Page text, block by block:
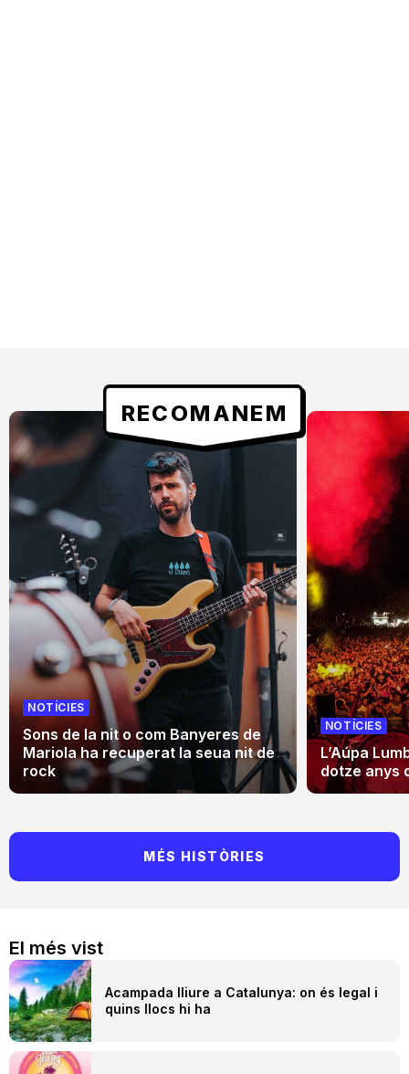
El més vist
Acampada lliure a Catalunya: on és legal i
quins llocs hi ha
RECOMANEM
NOTÍCIES
Sons de la nit o com Banyeres de
Mariola ha recuperat la seua nit de
rock
NOTÍCIES
L’Aúpa
dotze anys
MÉS HISTÒRIES